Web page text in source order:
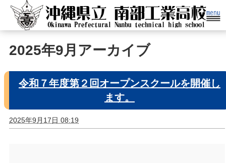
2025年9月アーカイブ
令和７年度第２回オープンスクールを開催し
ます。
2025年9月17日 08:19